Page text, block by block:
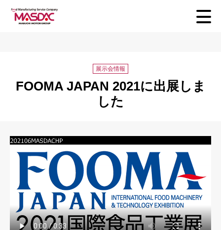
展示会情報
FOOMA JAPAN 2021に出展しま
した